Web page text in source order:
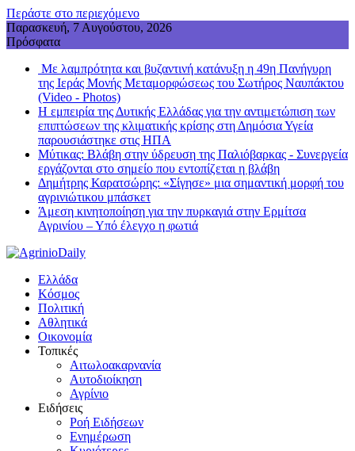
Περάστε στο περιεχόμενο
Παρασκευή, 7 Αυγούστου, 2026
Πρόσφατα
Με λαμπρότητα και βυζαντινή κατάνυξη η 49η Πανήγυρη
της Ιεράς Μονής Μεταμορφώσεως του Σωτήρος Ναυπάκτου
(Video - Photos)
Η εμπειρία της Δυτικής Ελλάδας για την αντιμετώπιση των
επιπτώσεων της κλιματικής κρίσης στη Δημόσια Υγεία
παρουσιάστηκε στις ΗΠΑ
Mύτικας: Βλάβη στην ύδρευση της Παλιόβαρκας - Συνεργεία
εργάζονται στο σημείο που εντοπίζεται η βλάβη
Δημήτρης Καρατσώρης: «Σίγησε» μια σημαντική μορφή του
αγρινιώτικου μπάσκετ
Άμεση κινητοποίηση για την πυρκαγιά στην Ερμίτσα
Αγρινίου – Υπό έλεγχο η φωτιά
Ελλάδα
Κόσμος
Πολιτική
Αθλητικά
Οικονομία
Τοπικές
Αιτωλοακαρνανία
Αυτοδιοίκηση
Αγρίνιο
Ειδήσεις
Ροή Ειδήσεων
Ενημέρωση